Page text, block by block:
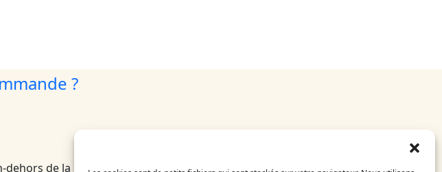
?
de la France métropolitaine ou à l’étranger.